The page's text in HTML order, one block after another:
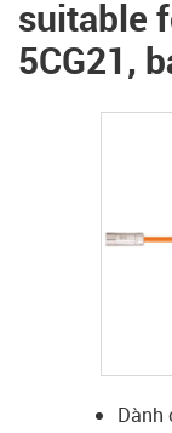
suitable
5CG21,
Dành